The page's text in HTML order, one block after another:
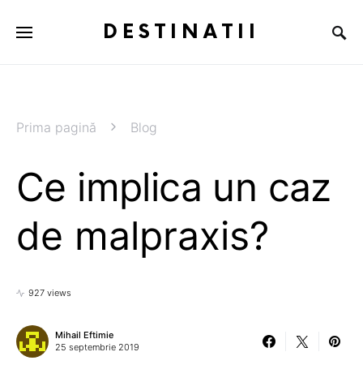
DESTINATII
Prima pagină Blog
Ce implica un caz
de malpraxis?
927 views
Mihail Eftimie
25 septembrie 2019